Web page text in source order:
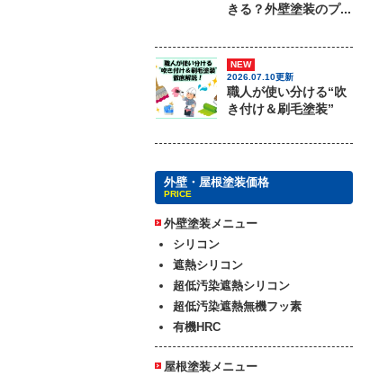
きる？外壁塗装のプ...
NEW
2026.07.10更新
職人が使い分ける“吹
き付け＆刷毛塗装”
外壁・屋根塗装価格
PRICE
外壁塗装メニュー
シリコン
遮熱シリコン
超低汚染遮熱シリコン
超低汚染遮熱無機フッ素
有機HRC
屋根塗装メニュー